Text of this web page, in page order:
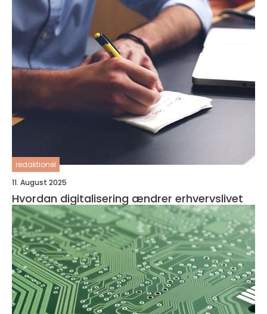
redaktionel
11. August 2025
Hvordan digitalisering ændrer erhvervslivet